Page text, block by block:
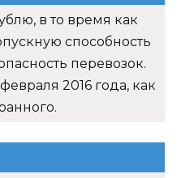
в то время как
способность
перевозок.
2016 года, как